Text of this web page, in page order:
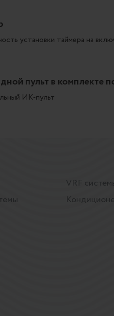
установки таймера на
пульт в комплекте
ИК-пульт
VRF